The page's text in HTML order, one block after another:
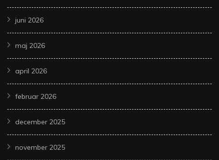
juni 2026
maj 2026
april 2026
februar 2026
december 2025
november 2025